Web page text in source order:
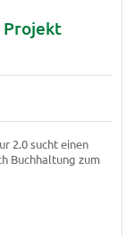
2.0 sucht einen
Buchhaltung zum